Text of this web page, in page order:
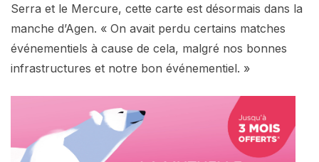
Serra et le Mercure, cette carte est désormais dans la
manche d’Agen. « On avait perdu certains matches
événementiels à cause de cela, malgré nos bonnes
infrastructures et notre bon événementiel. »